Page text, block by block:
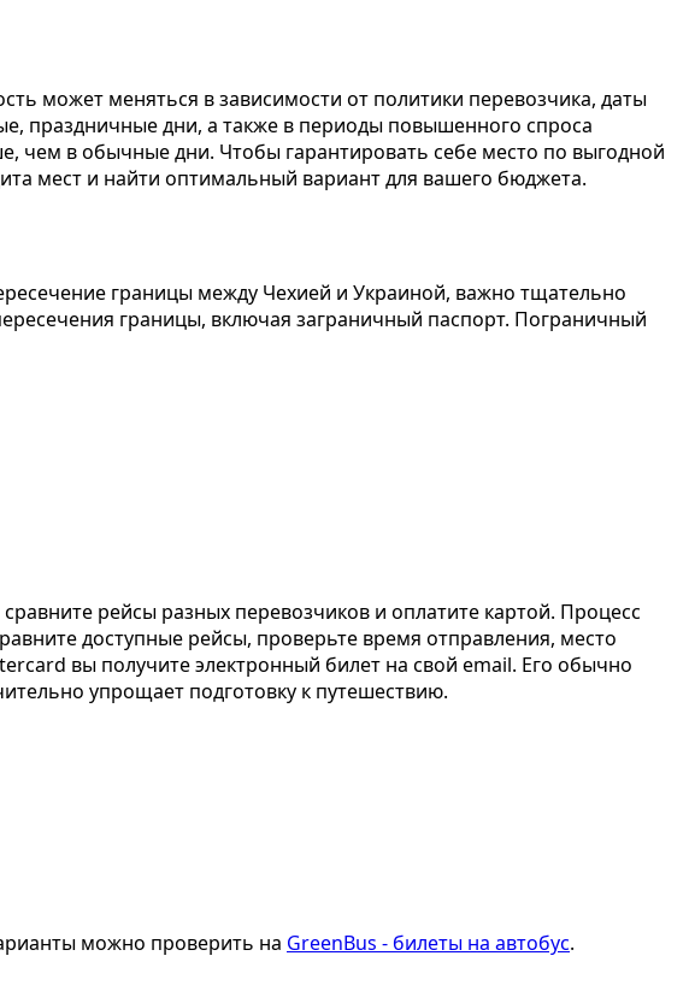
может меняться в зависимости от политики перевозчика, даты
праздничные дни, а также в периоды повышенного спроса
чем в обычные дни. Чтобы гарантировать себе место по выгодной
мест и найти оптимальный вариант для вашего бюджета.
границы между Чехией и Украиной, важно тщательно
границы, включая заграничный паспорт. Пограничный
сравните рейсы разных перевозчиков и оплатите картой. Процесс
доступные рейсы, проверьте время отправления, место
вы получите электронный билет на свой email. Его обычно
упрощает подготовку к путешествию.
можно проверить на GreenBus - билеты на автобус.